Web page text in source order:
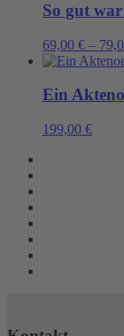
So gut
69,00 € –
Ein
199,00 €